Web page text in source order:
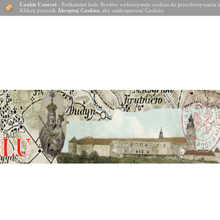
Cookie Control - Podkamień koło Brodów wykorzystuje cookies do
Kliknij przycisk Akceptuj Cookies , aby zaakceptować Cookies.